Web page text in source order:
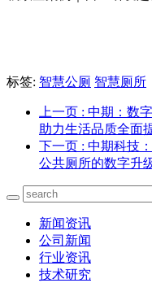
标签: 智慧公厕 智慧厕所
上一页 : 中期：数
助力生活品质全面
下一页 : 中期科技
公共厕所的数字升
新闻资讯
公司新闻
行业资讯
技术研究